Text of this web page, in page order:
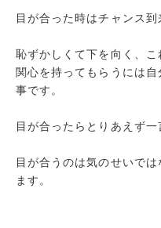
目が合った時はチャンス到
恥ずかしくて下を向く、
関心を持ってもらうには
事です。
目が合ったらとりあえず一
目が合うのは気のせいで
ます。